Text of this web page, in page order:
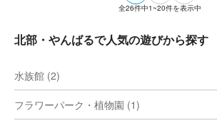
全26件中1~20件を表示中
北部・やんばるで人気の遊びから探す
水族館 (2)
フラワーパーク・植物園 (1)